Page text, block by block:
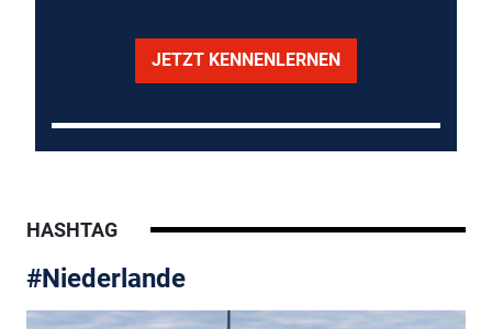
JETZT KENNENLERNEN
HASHTAG
#Niederlande